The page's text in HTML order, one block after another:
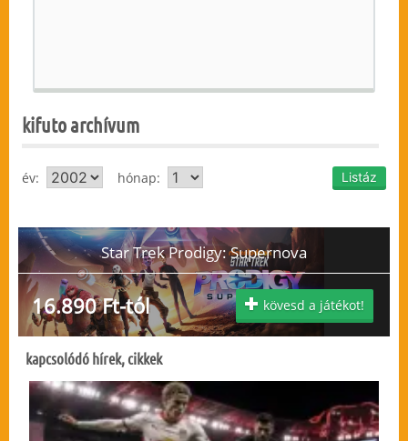
kifuto archívum
év: hónap:
Star Trek Prodigy: Supernova
16.890 Ft-tól kövesd a játékot!
kapcsolódó hírek, cikkek